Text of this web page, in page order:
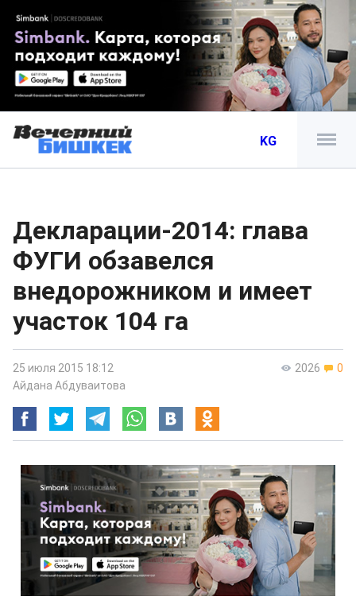
KG
Декларации-2014: глава
ФУГИ обзавелся
внедорожником и имеет
участок 104 га
2026 0
25 июля 2015 18:12
Айдана Абдуваитова